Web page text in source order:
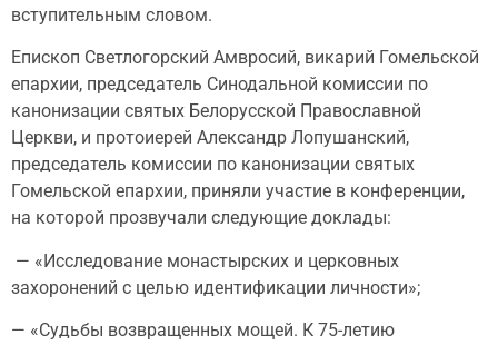
вступительным словом.
Епископ Светлогорский Амвросий, викарий Гомельской
епархии, председатель Синодальной комиссии по
канонизации святых Белорусской Православной
Церкви, и протоиерей Александр Лопушанский,
председатель комиссии по канонизации святых
Гомельской епархии, приняли участие в конференции,
на которой прозвучали следующие доклады:
— «Исследование монастырских и церковных
захоронений с целью идентификации личности»;
— «Судьбы возвращенных мощей. К 75-летию